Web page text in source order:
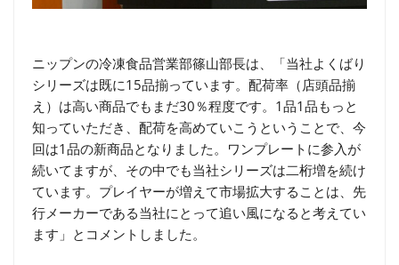
ニップンの冷凍食品営業部篠山部長は、「当社よくばり
シリーズは既に15品揃っています。配荷率（店頭品揃
え）は高い商品でもまだ30％程度です。1品1品もっと
知っていただき、配荷を高めていこうということで、今
回は1品の新商品となりました。ワンプレートに参入が
続いてますが、その中でも当社シリーズは二桁増を続け
ています。プレイヤーが増えて市場拡大することは、先
行メーカーである当社にとって追い風になると考えてい
ます」とコメントしました。